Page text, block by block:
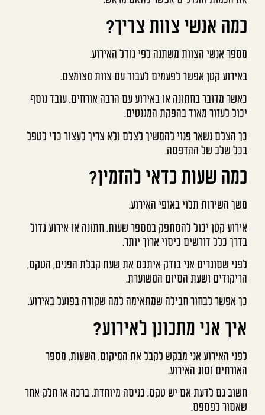
כמה אנשי צוות צריך?
מספר אנשי הצוות משתנה לפי גודל האירוע.
באירוע קטן אפשר לפעמים לעבוד עם צוות מצומצם.
כאשר מדובר בחתונה או באירוע עם הרבה אורחים, עובד נוסף
יכול לעזור מאוד בהפקת המגנטים.
כך הצלם נשאר פנוי להמשיך לצלם ולא צריך לעצור כדי לטפל
בכל שלב של ההדפסה.
כמה שעות כדאי להזמין?
משך השירות תלוי באופי האירוע.
אירוע קטן יכול להסתפק במספר שעות. חתונה או אירוע גדול
בדרך כלל דורשים כיסוי ארוך יותר.
לפני שסוגרים אני בודק איתכם את שעת קבלת הפנים, הטקס,
הריקודים ושעת הסיום המשוערת.
כך אפשר לבחור חבילה שמתאימה למה שקורה בפועל באירוע.
איך אני מתכונן לאירוע?
לפני האירוע אני מבקש לקבל את המיקום, השעות, מספר
האורחים וסוג האירוע.
חשוב גם לדעת אם יש טקס, כניסה מיוחדת, ברכה או חלק אחר
שאסור לפספס.